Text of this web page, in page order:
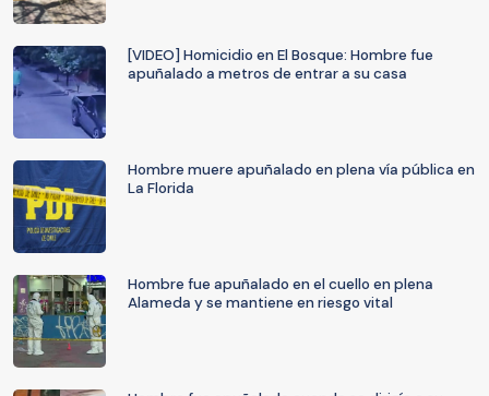
[VIDEO] Homicidio en El Bosque: Hombre fue
apuñalado a metros de entrar a su casa
Hombre muere apuñalado en plena vía pública en
La Florida
Hombre fue apuñalado en el cuello en plena
Alameda y se mantiene en riesgo vital